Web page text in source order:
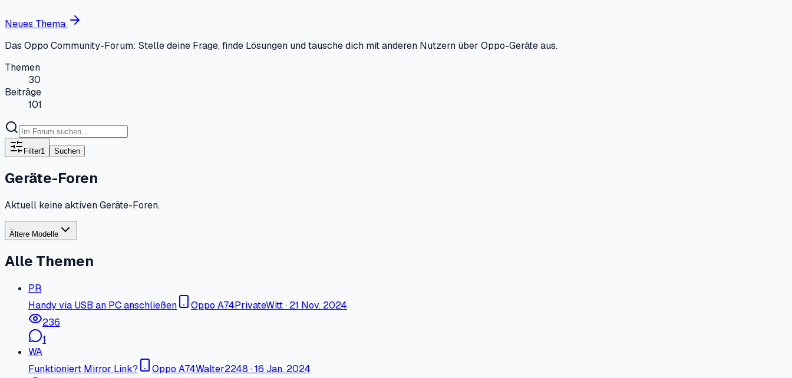
Neues Thema
Das Oppo Community-Forum: Stelle deine Frage, finde Lösungen und tausche dich mit anderen Nutzern über Oppo-Geräte aus.
Themen
30
Beiträge
101
Filter1 Suchen
Geräte-Foren
Aktuell keine aktiven Geräte-Foren.
Ältere Modelle
Alle Themen
PR
Handy via USB an PC anschließen
Oppo A74PrivateWitt· 21 Nov. 2024
236
1
WA
Funktioniert Mirror Link?
Oppo A74Walter2248 ·16 Jan. 2024